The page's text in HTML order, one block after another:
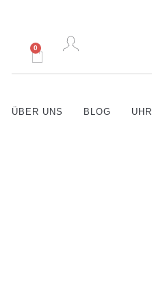
0
ÜBER UNS BLOG